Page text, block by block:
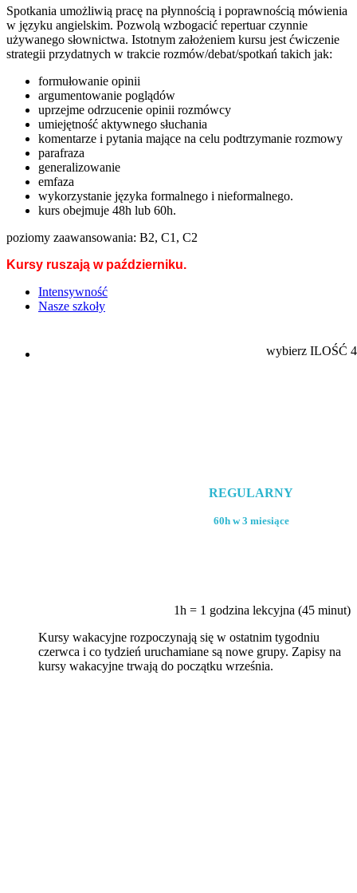
Spotkania umożliwią pracę na płynnością i poprawnością mówienia
w języku angielskim. Pozwolą wzbogacić repertuar czynnie
używanego słownictwa. Istotnym założeniem kursu jest ćwiczenie
strategii przydatnych w trakcie rozmów/debat/spotkań takich jak:
formułowanie opinii
argumentowanie poglądów
uprzejme odrzucenie opinii rozmówcy
umiejętność aktywnego słuchania
komentarze i pytania mające na celu podtrzymanie rozmowy
parafraza
generalizowanie
emfaza
wykorzystanie języka formalnego i nieformalnego.
kurs obejmuje 48h lub 60h.
poziomy zaawansowania: B2, C1, C2
Kursy ruszają w październiku.
Intensywność
Nasze szkoły
wybierz ILOŚĆ
REGULARNY
60h w 3 miesiące
1h = 1 godzina lekcyjna (45 minut)
Kursy wakacyjne rozpoczynają się w ostatnim tygodniu
czerwca i co tydzień uruchamiane są nowe grupy. Zapisy na
kursy wakacyjne trwają do początku września.